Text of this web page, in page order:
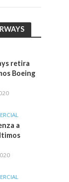
retira
Boeing
a